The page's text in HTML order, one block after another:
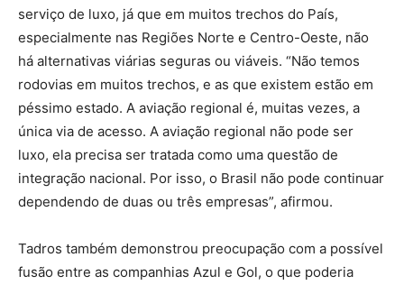
serviço de luxo, já que em muitos trechos do País,
especialmente nas Regiões Norte e Centro-Oeste, não
há alternativas viárias seguras ou viáveis. “Não temos
rodovias em muitos trechos, e as que existem estão em
péssimo estado. A aviação regional é, muitas vezes, a
única via de acesso. A aviação regional não pode ser
luxo, ela precisa ser tratada como uma questão de
integração nacional. Por isso, o Brasil não pode continuar
dependendo de duas ou três empresas”, afirmou.
Tadros também demonstrou preocupação com a possível
fusão entre as companhias Azul e Gol, o que poderia